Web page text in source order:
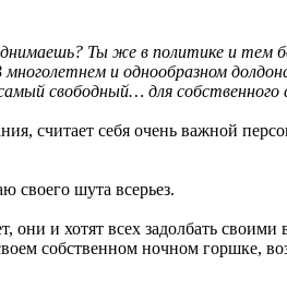
Ты же в политике и тем
и однообразном
свободный… для
считает себя очень важной
своего шута всерьез.
и хотят всех задолбать
собственном ночном горшке,